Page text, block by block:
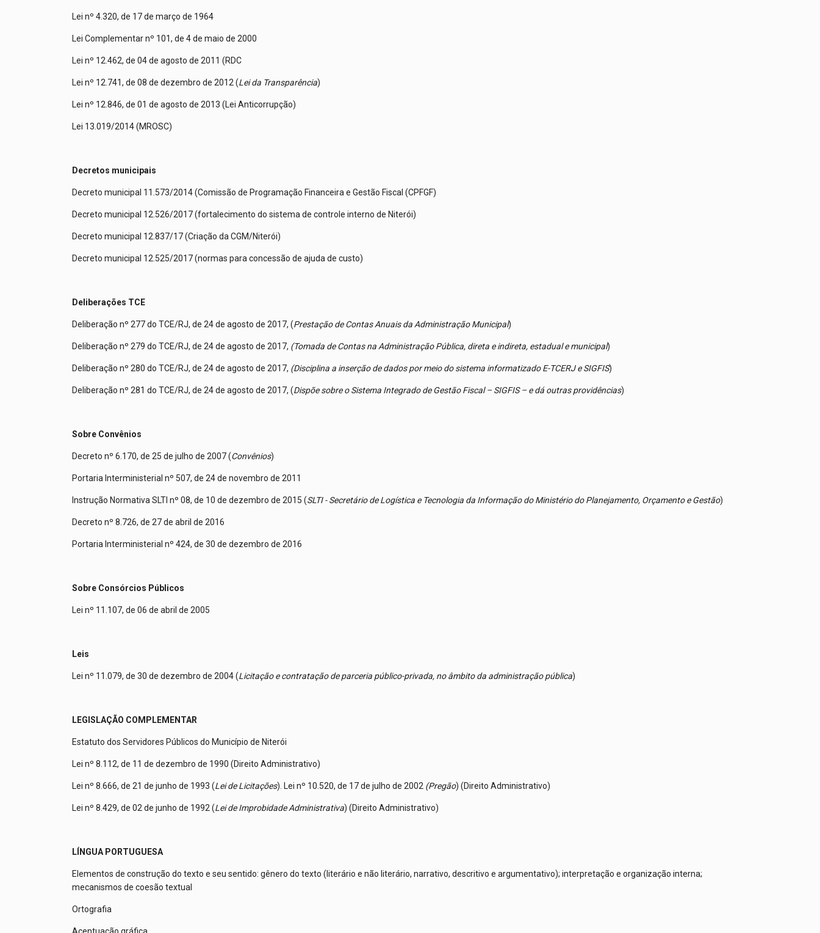
Lei nº 4.320, de 17 de março de 1964
Lei Complementar nº 101, de 4 de maio de 2000
Lei nº 12.462, de 04 de agosto de 2011 (RDC
Lei nº 12.741, de 08 de dezembro de 2012 (Lei da Transparência)
Lei nº 12.846, de 01 de agosto de 2013 (Lei Anticorrupção)
Lei 13.019/2014 (MROSC)
Decretos municipais
Decreto municipal 11.573/2014 (Comissão de Programação Financeira e Gestão Fiscal (CPFGF)
Decreto municipal 12.526/2017 (fortalecimento do sistema de controle interno de Niterói)
Decreto municipal 12.837/17 (Criação da CGM/Niterói)
Decreto municipal 12.525/2017 (normas para concessão de ajuda de custo)
Deliberações TCE
Deliberação nº 277 do TCE/RJ, de 24 de agosto de 2017, (Prestação de Contas Anuais da Administração Municipal)
Deliberação nº 279 do TCE/RJ, de 24 de agosto de 2017, (Tomada de Contas na Administração Pública, direta e indireta, estadual e municipal)
Deliberação nº 280 do TCE/RJ, de 24 de agosto de 2017, (Disciplina a inserção de dados por meio do sistema informatizado E-TCERJ e SIGFIS)
Deliberação nº 281 do TCE/RJ, de 24 de agosto de 2017, (Dispõe sobre o Sistema Integrado de Gestão Fiscal – SIGFIS – e dá outras providências)
Sobre Convênios
Decreto nº 6.170, de 25 de julho de 2007 (Convênios)
Portaria Interministerial nº 507, de 24 de novembro de 2011
Instrução Normativa SLTI nº 08, de 10 de dezembro de 2015 (SLTI - Secretário de Logística e Tecnologia da Informação do Ministério do Planejamento, Orçamento e Gestão)
Decreto nº 8.726, de 27 de abril de 2016
Portaria Interministerial nº 424, de 30 de dezembro de 2016
Sobre Consórcios Públicos
Lei nº 11.107, de 06 de abril de 2005
Leis
Lei nº 11.079, de 30 de dezembro de 2004 (Licitação e contratação de parceria público-privada, no âmbito da administração pública)
LEGISLAÇÃO COMPLEMENTAR
Estatuto dos Servidores Públicos do Município de Niterói
Lei nº 8.112, de 11 de dezembro de 1990 (Direito Administrativo)
Lei nº 8.666, de 21 de junho de 1993 (Lei de Licitações). Lei nº 10.520, de 17 de julho de 2002 (Pregão) (Direito Administrativo)
Lei nº 8.429, de 02 de junho de 1992 (Lei de Improbidade Administrativa) (Direito Administrativo)
LÍNGUA PORTUGUESA
Elementos de construção do texto e seu sentido: gênero do texto (literário e não literário, narrativo, descritivo e argumentativo); interpretação e organização interna;
mecanismos de coesão textual
Ortografia